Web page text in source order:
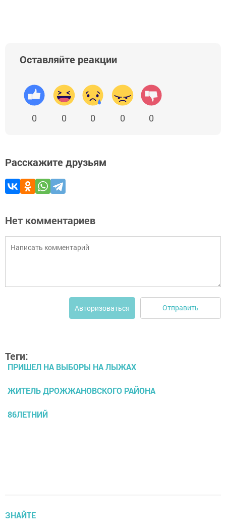
Оставляйте реакции
0 0 0 0 0
Расскажите друзьям
Нет комментариев
Авторизоваться Отправить
Теги:
ПРИШЕЛ НА ВЫБОРЫ НА ЛЫЖАХ
ЖИТЕЛЬ ДРОЖЖАНОВСКОГО РАЙОНА
86ЛЕТНИЙ
ЗНАЙТЕ